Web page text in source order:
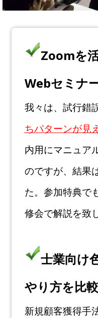
Zoomを
Webセミナ
我々は、試行錯
ちパターンが見
内用にマニュア
のですが、結果は
た。参加特典で
修会で解説を致
士業向け
やり方を比
新規顧客獲得手